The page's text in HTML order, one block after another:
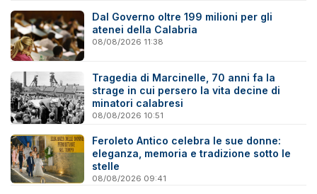
Dal Governo oltre 199 milioni per gli
atenei della Calabria
08/08/2026 11:38
Tragedia di Marcinelle, 70 anni fa la
strage in cui persero la vita decine di
minatori calabresi
08/08/2026 10:51
Feroleto Antico celebra le sue donne:
eleganza, memoria e tradizione sotto le
stelle
08/08/2026 09:41